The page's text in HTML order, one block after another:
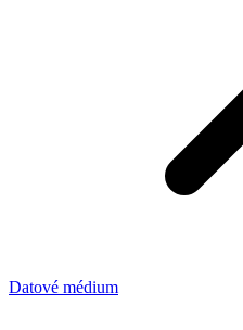
Datové médium